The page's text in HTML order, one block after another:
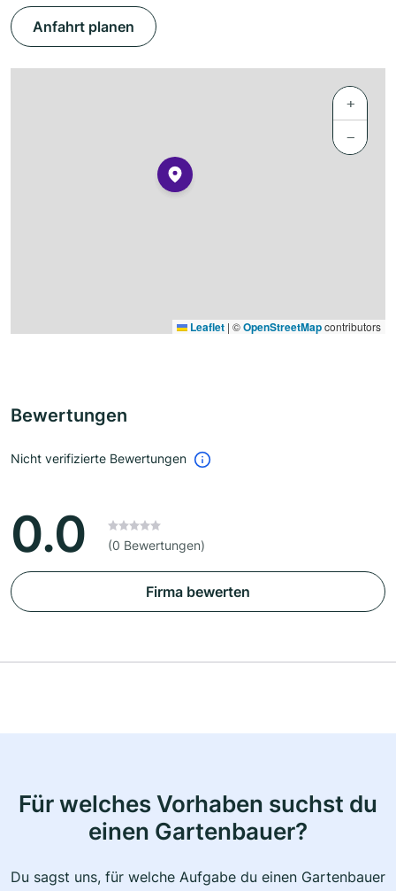
Anfahrt planen
+
−
Leaflet | ©OpenStreetMapcontributors
Bewertungen
Nicht verifizierte Bewertungen
0.0 (0 Bewertungen)
Firma bewerten
Für welches Vorhaben suchst du
einen Gartenbauer?
Du sagst uns, für welche Aufgabe du einen Gartenbauer